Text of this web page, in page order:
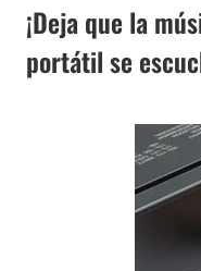
¡Deja que la
portátil se